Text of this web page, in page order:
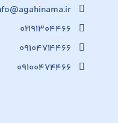
۰۲۱۹۱۳۰۴۴۶۶
۰۹۱۰۴۷۱۴۴۶۶
۰۹۱۰۰۴۷۴۴۶۶